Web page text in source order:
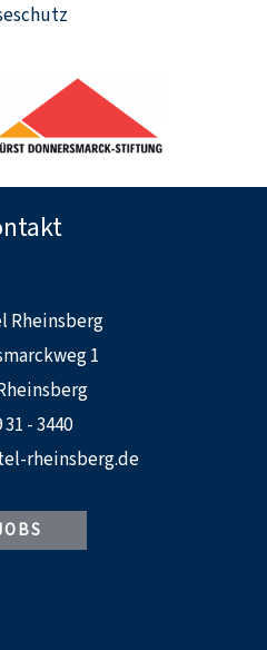
Rheinsberg
1
31 - 3440
rheinsberg.de